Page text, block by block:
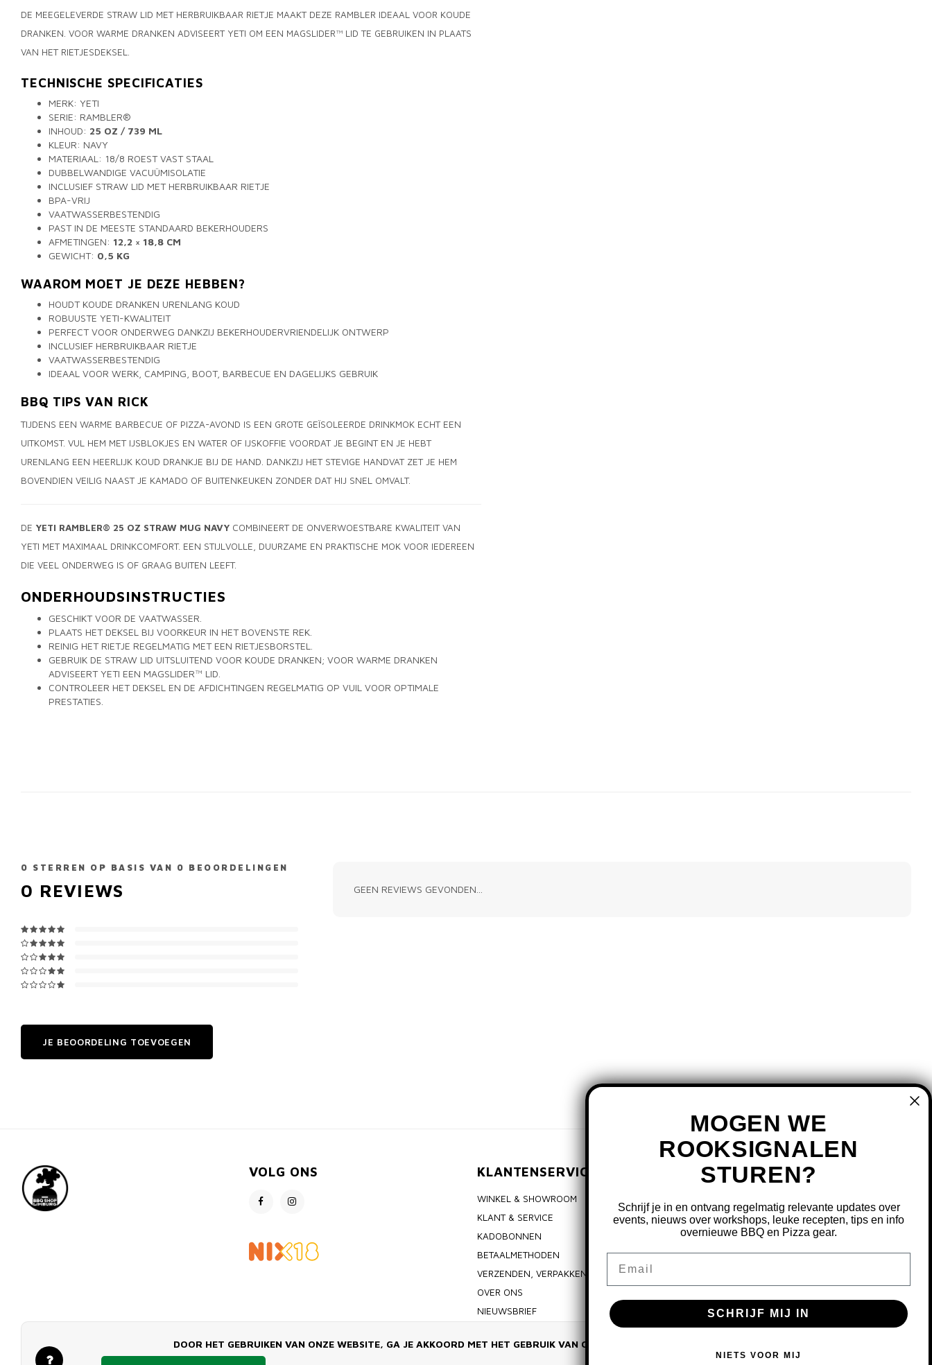
DE MEEGELEVERDE STRAW LID MET HERBRUIKBAAR RIETJE MAAKT DEZE RAMBLER IDEAAL VOOR KOUDE
DRANKEN. VOOR WARME DRANKEN ADVISEERT YETI OM EEN MAGSLIDER™ LID TE GEBRUIKEN IN PLAATS
VAN HET RIETJESDEKSEL.
TECHNISCHE SPECIFICATIES
MERK: YETI
SERIE: RAMBLER®
INHOUD: 25 OZ / 739 ML
KLEUR: NAVY
MATERIAAL: 18/8 ROEST VAST STAAL
DUBBELWANDIGE VACUÜMISOLATIE
INCLUSIEF STRAW LID MET HERBRUIKBAAR RIETJE
BPA-VRIJ
VAATWASSERBESTENDIG
PAST IN DE MEESTE STANDAARD BEKERHOUDERS
AFMETINGEN: 12,2 × 18,8 CM
GEWICHT: 0,5 KG
WAAROM MOET JE DEZE HEBBEN?
HOUDT KOUDE DRANKEN URENLANG KOUD
ROBUUSTE YETI-KWALITEIT
PERFECT VOOR ONDERWEG DANKZIJ BEKERHOUDERVRIENDELIJK ONTWERP
INCLUSIEF HERBRUIKBAAR RIETJE
VAATWASSERBESTENDIG
IDEAAL VOOR WERK, CAMPING, BOOT, BARBECUE EN DAGELIJKS GEBRUIK
BBQ TIPS VAN RICK
TIJDENS EEN WARME BARBECUE OF PIZZA-AVOND IS EEN GROTE GEÏSOLEERDE DRINKMOK ECHT EEN
UITKOMST. VUL HEM MET IJSBLOKJES EN WATER OF IJSKOFFIE VOORDAT JE BEGINT EN JE HEBT
URENLANG EEN HEERLIJK KOUD DRANKJE BIJ DE HAND. DANKZIJ HET STEVIGE HANDVAT ZET JE HEM
BOVENDIEN VEILIG NAAST JE KAMADO OF BUITENKEUKEN ZONDER DAT HIJ SNEL OMVALT.
DE YETI RAMBLER® 25 OZ STRAW MUG NAVY COMBINEERT DE ONVERWOESTBARE KWALITEIT VAN
YETI MET MAXIMAAL DRINKCOMFORT. EEN STIJLVOLLE, DUURZAME EN PRAKTISCHE MOK VOOR IEDEREEN
DIE VEEL ONDERWEG IS OF GRAAG BUITEN LEEFT.
ONDERHOUDSINSTRUCTIES
GESCHIKT VOOR DE VAATWASSER.
PLAATS HET DEKSEL BIJ VOORKEUR IN HET BOVENSTE REK.
REINIG HET RIETJE REGELMATIG MET EEN RIETJESBORSTEL.
GEBRUIK DE STRAW LID UITSLUITEND VOOR KOUDE DRANKEN; VOOR WARME DRANKEN
ADVISEERT YETI EEN MAGSLIDER™ LID.
CONTROLEER HET DEKSEL EN DE AFDICHTINGEN REGELMATIG OP VUIL VOOR OPTIMALE
PRESTATIES.
0 STERREN OP BASIS VAN 0 BEOORDELINGEN
0 REVIEWS
JE BEOORDELING TOEVOEGEN
GEEN REVIEWS GEVONDEN...
VOLG ONS KLANTENSERVICE
WINKEL & SHOWROOM
KLANT & SERVICE
KADOBONNEN
BETAALMETHODEN
VERZENDEN, VERPAKKEN & RETOURNEREN
OVER ONS
NIEUWSBRIEF
PRIVACY POLICY
MIJN ACCOUNT
MIJN BESTELLINGEN
MIJN TICKETS
MIJN VERLANGLIJST
DOOR HET GEBRUIKEN VAN ONZE WEBSITE, GA JE AKKOORD MET HET GEBRUIK VAN COOKIES OM ONZE WEBSITE TE VERBETEREN.
MOGEN WE
ROOKSIGNALEN
STUREN?
Schrijf je in en ontvang regelmatig relevante updates over
events, nieuws over workshops, leuke recepten, tips en info
overnieuwe BBQ en Pizza gear.
SCHRIJF MIJ IN
NIETS VOOR MIJ